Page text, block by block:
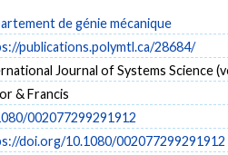
de génie mécanique
publications.polymtl.ca/28684/
Journal of Systems Science
& Francis
002077299291912
doi.org/10.1080/002077299291912